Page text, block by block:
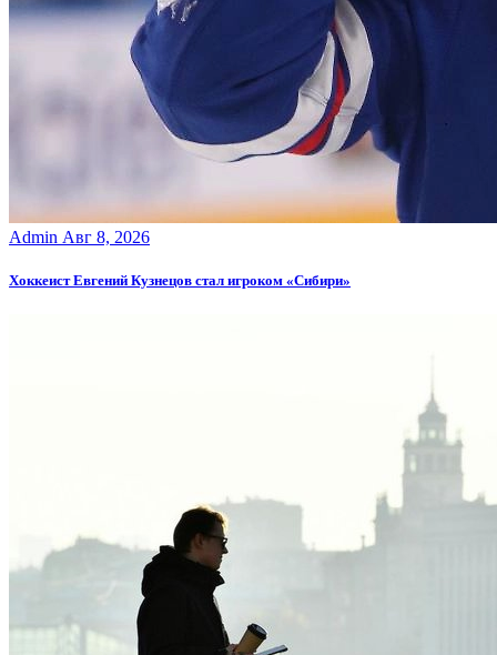
Admin Авг 8, 2026
Хоккеист Евгений Кузнецов стал игроком «Сибири»